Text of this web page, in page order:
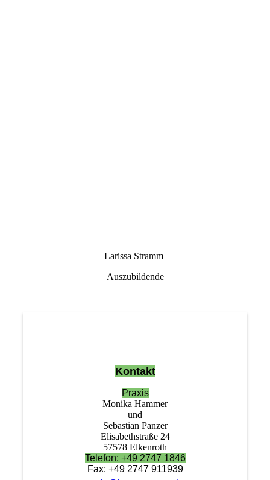
Larissa Stramm
Auszubildende
Kontakt
Praxis
Monika Hammer
und
Sebastian Panzer
Elisabethstraße 24
57578 Elkenroth
Telefon: +49 2747 1846
Fax: +49 2747 911939